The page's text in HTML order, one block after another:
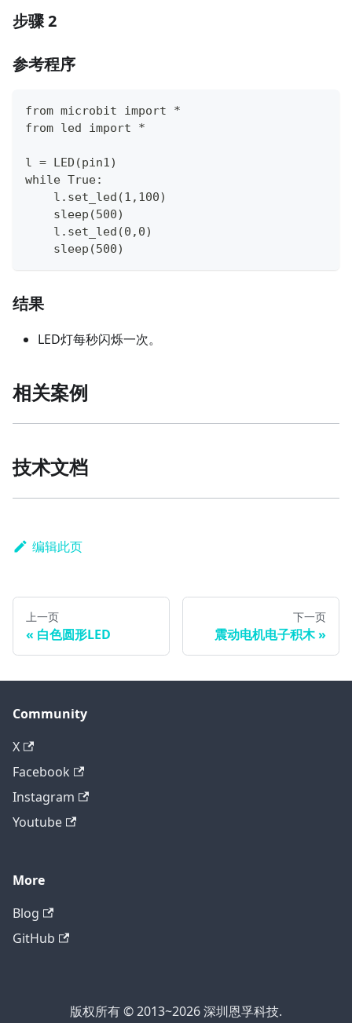
步骤 2
参考程序
from microbit import *
from led import *
l = LED(pin1)
while True:
    l.set_led(1,100)
    sleep(500)
    l.set_led(0,0)
    sleep(500)
结果
LED灯每秒闪烁一次。
相关案例
技术文档
编辑此页
上一页
白色圆形LED
下一页
震动电机电子积木
Community
X
Facebook
Instagram
Youtube
More
Blog
GitHub
版权所有 © 2013~2026 深圳恩孚科技.